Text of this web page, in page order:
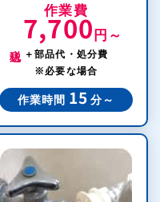
作業費
7,700 円～
＋部品代・処分費
※必要な場合
作業時間 15 分～